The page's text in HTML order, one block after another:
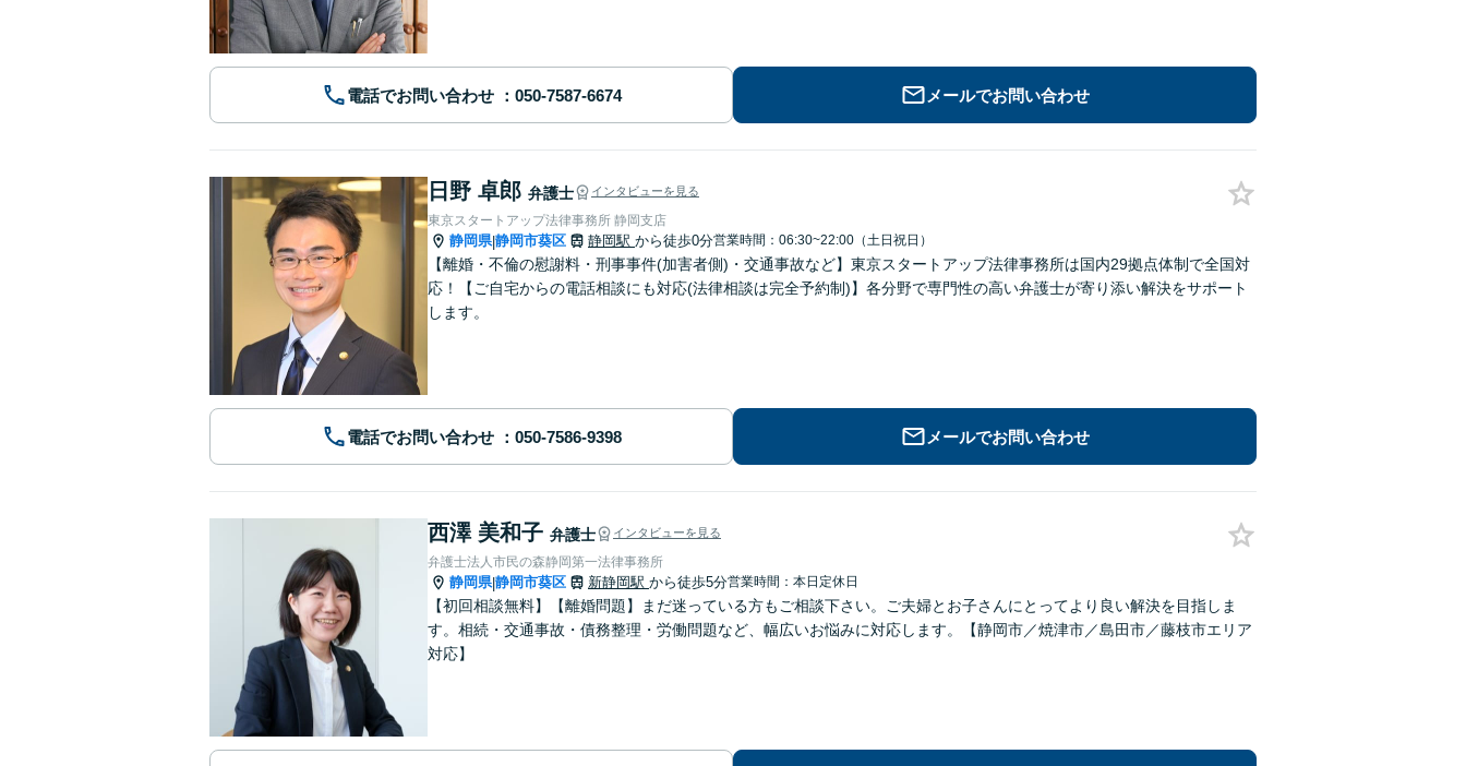
電話でお問い合わせ メールでお問い合わせ
日野 卓郎 弁護士 インタビューを見る
東京スタートアップ法律事務所 静岡支店
静岡県|静岡市葵区 静岡駅 から徒歩0分営業時間：06:30~22:00（土日祝日）
【離婚・不倫の慰謝料・刑事事件(加害者側)・交通事故など】東京スタートアップ法律事務所は国内29拠点体制で全国対
応！【ご自宅からの電話相談にも対応(法律相談は完全予約制)】各分野で専門性の高い弁護士が寄り添い解決をサポート
します。
電話でお問い合わせ メールでお問い合わせ
西澤 美和子 弁護士 インタビューを見る
弁護士法人市民の森静岡第一法律事務所
静岡県|静岡市葵区 新静岡駅 から徒歩5分営業時間：本日定休日
【初回相談無料】【離婚問題】まだ迷っている方もご相談下さい。ご夫婦とお子さんにとってより良い解決を目指しま
す。相続・交通事故・債務整理・労働問題など、幅広いお悩みに対応します。【静岡市／焼津市／島田市／藤枝市エリア
対応】